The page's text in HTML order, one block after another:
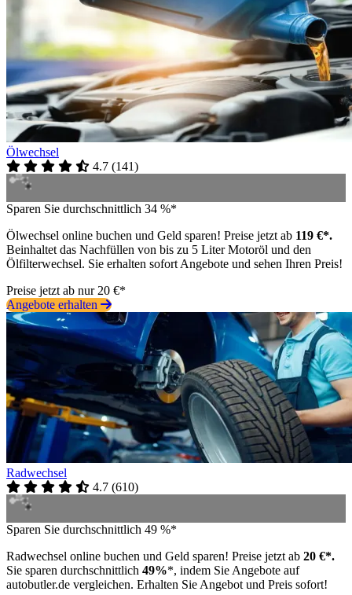
Ölwechsel
4.7 (141)
Sparen Sie durchschnittlich 34 %*
Ölwechsel online buchen und Geld sparen! Preise jetzt ab 119 €*.
Beinhaltet das Nachfüllen von bis zu 5 Liter Motoröl und den
Ölfilterwechsel. Sie erhalten sofort Angebote und sehen Ihren Preis!
Preise jetzt ab nur 20 €*
Angebote erhalten
Radwechsel
4.7 (610)
Sparen Sie durchschnittlich 49 %*
Radwechsel online buchen und Geld sparen! Preise jetzt ab 20 €*.
Sie sparen durchschnittlich 49%*, indem Sie Angebote auf
autobutler.de vergleichen. Erhalten Sie Angebot und Preis sofort!